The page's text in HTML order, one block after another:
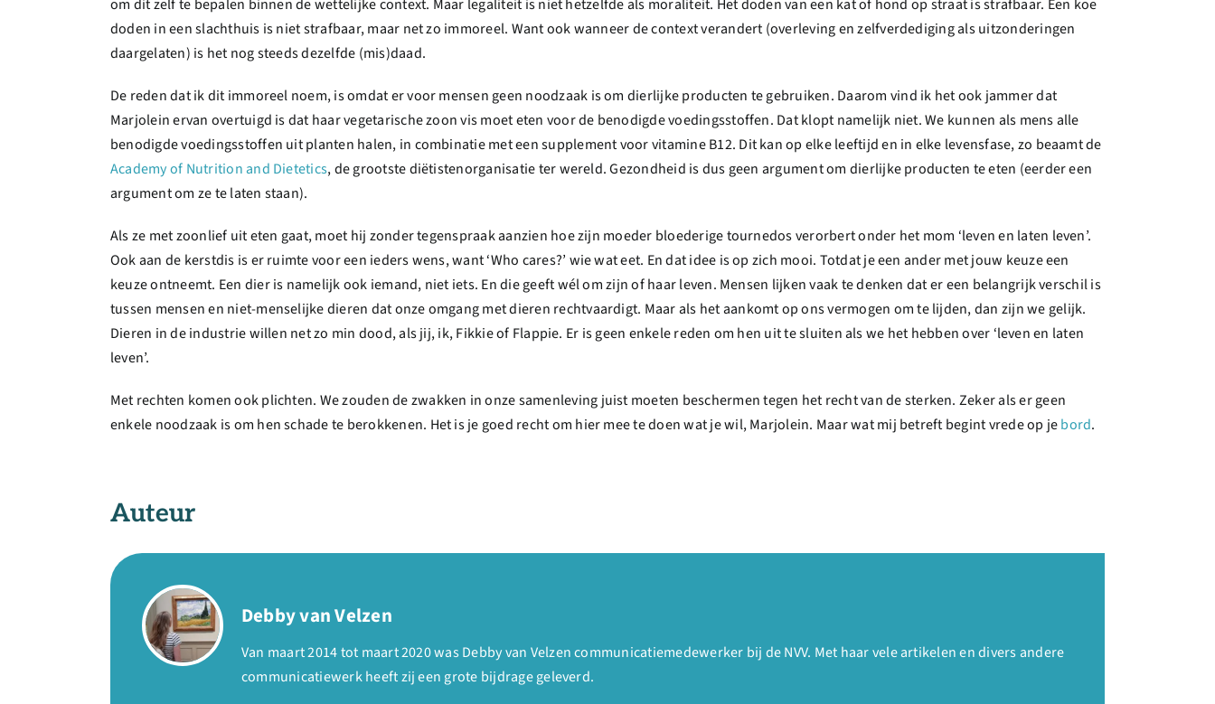
om dit zelf te bepalen binnen de wettelijke context. Maar legaliteit is niet hetzelfde als moraliteit. Het doden van een kat of hond op straat is strafbaar. Een koe
doden in een slachthuis is niet strafbaar, maar net zo immoreel. Want ook wanneer de context verandert (overleving en zelfverdediging als uitzonderingen
daargelaten) is het nog steeds dezelfde (mis)daad.
De reden dat ik dit immoreel noem, is omdat er voor mensen geen noodzaak is om dierlijke producten te gebruiken. Daarom vind ik het ook jammer dat
Marjolein ervan overtuigd is dat haar vegetarische zoon vis moet eten voor de benodigde voedingsstoffen. Dat klopt namelijk niet. We kunnen als mens alle
benodigde voedingsstoffen uit planten halen, in combinatie met een supplement voor vitamine B12. Dit kan op elke leeftijd en in elke levensfase, zo beaamt de
Academy of Nutrition and Dietetics, de grootste diëtistenorganisatie ter wereld. Gezondheid is dus geen argument om dierlijke producten te eten (eerder een
argument om ze te laten staan).
Als ze met zoonlief uit eten gaat, moet hij zonder tegenspraak aanzien hoe zijn moeder bloederige tournedos verorbert onder het mom ‘leven en laten leven’.
Ook aan de kerstdis is er ruimte voor een ieders wens, want ‘Who cares?’ wie wat eet. En dat idee is op zich mooi. Totdat je een ander met jouw keuze een
keuze ontneemt. Een dier is namelijk ook iemand, niet iets. En die geeft wél om zijn of haar leven. Mensen lijken vaak te denken dat er een belangrijk verschil is
tussen mensen en niet-menselijke dieren dat onze omgang met dieren rechtvaardigt. Maar als het aankomt op ons vermogen om te lijden, dan zijn we gelijk.
Dieren in de industrie willen net zo min dood, als jij, ik, Fikkie of Flappie. Er is geen enkele reden om hen uit te sluiten als we het hebben over ‘leven en laten
leven’.
Met rechten komen ook plichten. We zouden de zwakken in onze samenleving juist moeten beschermen tegen het recht van de sterken. Zeker als er geen
enkele noodzaak is om hen schade te berokkenen. Het is je goed recht om hier mee te doen wat je wil, Marjolein. Maar wat mij betreft begint vrede op jebord.
Auteur
Debby van Velzen
Van maart 2014 tot maart 2020 was Debby van Velzen communicatiemedewerker bij de NVV. Met haar vele artikelen en divers andere
communicatiewerk heeft zij een grote bijdrage geleverd.